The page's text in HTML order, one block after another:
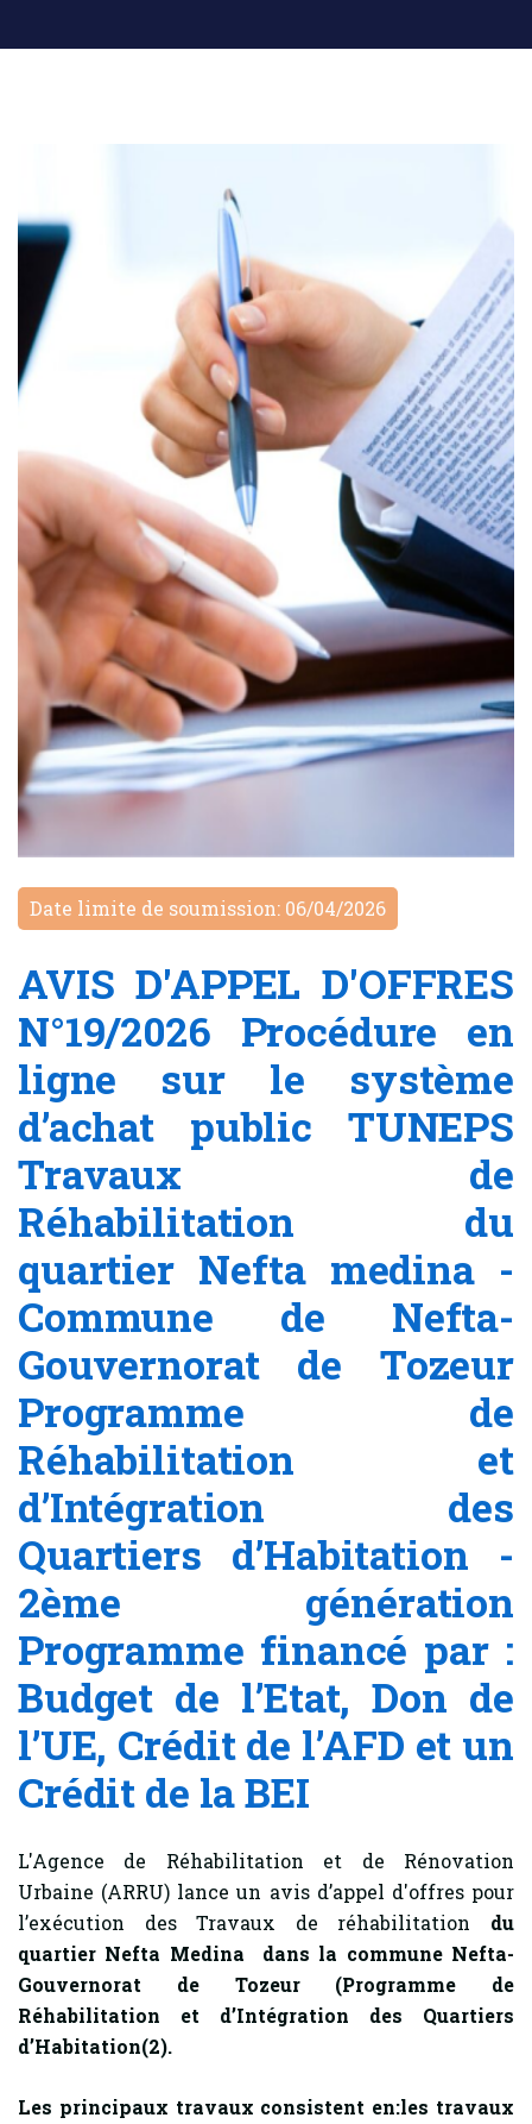
Date limite de soumission: 06/04/2026
AVIS D'APPEL D'OFFRES
N°19/2026 Procédure en
ligne sur le système
d’achat public TUNEPS
Travaux de
Réhabilitation du
quartier Nefta medina -
Commune de Nefta-
Gouvernorat de Tozeur
Programme de
Réhabilitation et
d’Intégration des
Quartiers d’Habitation -
2ème génération
Programme financé par :
Budget de l’Etat, Don de
l’UE, Crédit de l’AFD et un
Crédit de la BEI
L'Agence de Réhabilitation et de Rénovation
Urbaine (ARRU) lance un avis d’appel d'offres pour
l’exécution des Travaux de réhabilitation du
quartier Nefta Medina dans la commune Nefta-
Gouvernorat de Tozeur(Programme de
Réhabilitation et d’Intégration des Quartiers
d’Habitation(2).
Les principaux travaux consistent en:les travaux